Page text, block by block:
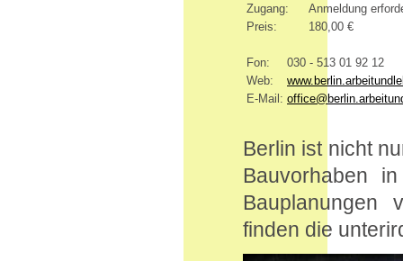
Zugang:
Anmeldung
Preis:
180,00 €
Fon: 030 - 513 01 92 12
Web:
E-Mail:
Berlin ist nicht
Bauvorhaben
Bauplanungen
finden die